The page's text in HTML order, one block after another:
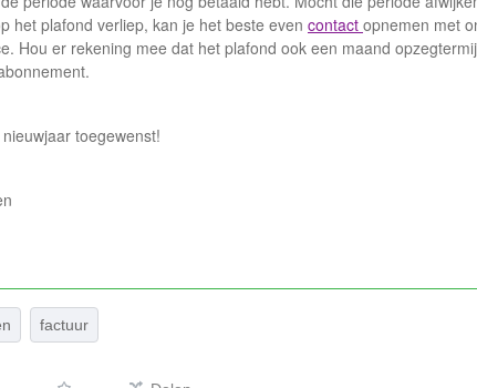
het plafond verliep, kan je het beste even contact opnemen met
Hou er rekening mee dat het plafond ook een maand
toegewenst!
factuur